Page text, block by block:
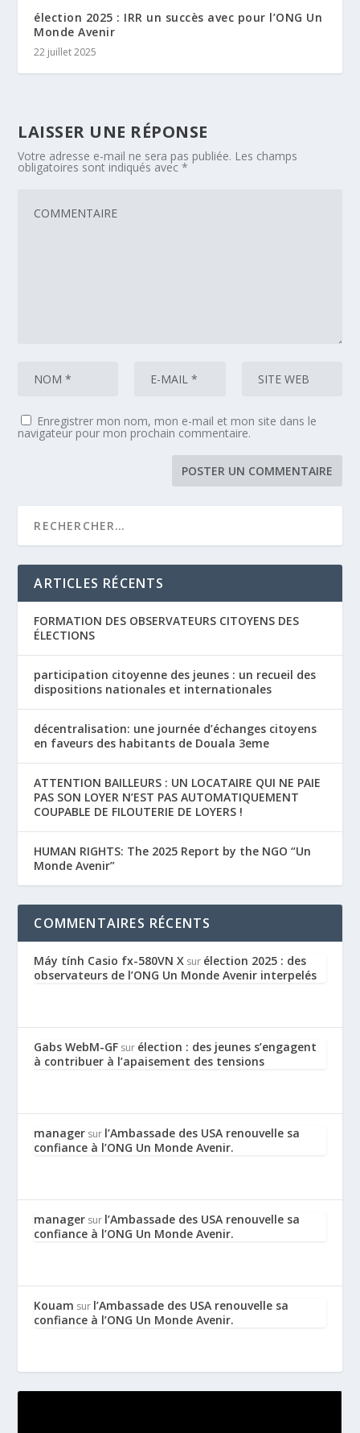
élection 2025 : IRR un succès avec pour l’ONG Un
Monde Avenir
22 juillet 2025
LAISSER UNE RÉPONSE
Votre adresse e-mail ne sera pas publiée. Les champs
obligatoires sont indiqués avec*
Enregistrer mon nom, mon e-mail et mon site dans le
navigateur pour mon prochain commentaire.
ARTICLES RÉCENTS
FORMATION DES OBSERVATEURS CITOYENS DES
ÉLECTIONS
participation citoyenne des jeunes : un recueil des
dispositions nationales et internationales
décentralisation: une journée d’échanges citoyens
en faveurs des habitants de Douala 3eme
ATTENTION BAILLEURS : UN LOCATAIRE QUI NE PAIE
PAS SON LOYER N’EST PAS AUTOMATIQUEMENT
COUPABLE DE FILOUTERIE DE LOYERS !
HUMAN RIGHTS: The 2025 Report by the NGO “Un
Monde Avenir”
COMMENTAIRES RÉCENTS
Máy tính Casio fx-580VN X sur élection 2025 : des
observateurs de l’ONG Un Monde Avenir interpelés
Gabs WebM-GF sur élection : des jeunes s’engagent
à contribuer à l’apaisement des tensions
manager sur l’Ambassade des USA renouvelle sa
confiance à l’ONG Un Monde Avenir.
manager sur l’Ambassade des USA renouvelle sa
confiance à l’ONG Un Monde Avenir.
Kouam sur l’Ambassade des USA renouvelle sa
confiance à l’ONG Un Monde Avenir.